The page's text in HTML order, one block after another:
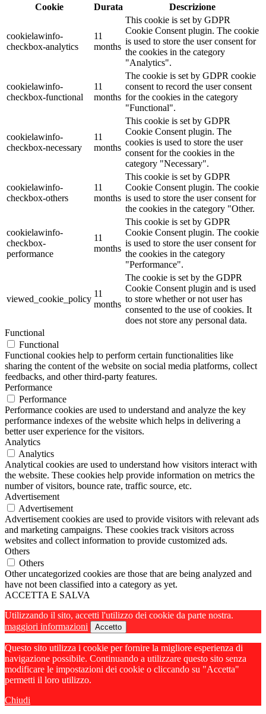
Cookie
Durata Descrizione
cookielawinfo-
checkbox-analytics
11
months
This cookie is set by GDPR
Cookie Consent plugin. The cookie
is used to store the user consent for
the cookies in the category
"Analytics".
cookielawinfo-
checkbox-functional
11
months
The cookie is set by GDPR cookie
consent to record the user consent
for the cookies in the category
"Functional".
cookielawinfo-
checkbox-necessary
11
months
This cookie is set by GDPR
Cookie Consent plugin. The
cookies is used to store the user
consent for the cookies in the
category "Necessary".
cookielawinfo-
checkbox-others
11
months
This cookie is set by GDPR
Cookie Consent plugin. The cookie
is used to store the user consent for
the cookies in the category "Other.
cookielawinfo-
checkbox-
performance
11
months
This cookie is set by GDPR
Cookie Consent plugin. The cookie
is used to store the user consent for
the cookies in the category
"Performance".
viewed_cookie_policy
11
months
The cookie is set by the GDPR
Cookie Consent plugin and is used
to store whether or not user has
consented to the use of cookies. It
does not store any personal data.
Functional
Functional
Functional cookies help to perform certain functionalities like
sharing the content of the website on social media platforms, collect
feedbacks, and other third-party features.
Performance
Performance
Performance cookies are used to understand and analyze the key
performance indexes of the website which helps in delivering a
better user experience for the visitors.
Analytics
Analytics
Analytical cookies are used to understand how visitors interact with
the website. These cookies help provide information on metrics the
number of visitors, bounce rate, traffic source, etc.
Advertisement
Advertisement
Advertisement cookies are used to provide visitors with relevant ads
and marketing campaigns. These cookies track visitors across
websites and collect information to provide customized ads.
Others
Others
Other uncategorized cookies are those that are being analyzed and
have not been classified into a category as yet.
ACCETTA E SALVA
Utilizzando il sito, accetti l'utilizzo dei cookie da parte nostra.
maggiori informazioni
Accetto
Questo sito utilizza i cookie per fornire la migliore esperienza di
navigazione possibile. Continuando a utilizzare questo sito senza
modificare le impostazioni dei cookie o cliccando su "Accetta"
permetti il loro utilizzo.
Chiudi